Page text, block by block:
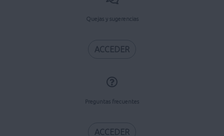
Quejas y sugerencias
ACCEDER
Preguntas frecuentes
ACCEDER